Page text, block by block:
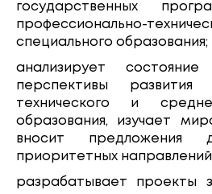
государственных
профессионально-
специального образования;
анализирует
перспективы развития
технического и
образования, изучает
вносит предложения
приоритетных направлений
разрабатывает проекты